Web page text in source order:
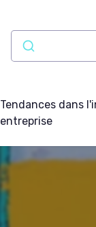
Tendances dans
entreprise